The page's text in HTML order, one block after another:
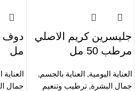
جليسرين كريم الاصلي
مرطب 50 مل
العناية اليومية, العناية بالجسم,
جمال البشرة, ترطيب وتنعيم
مل
العناية
جمال